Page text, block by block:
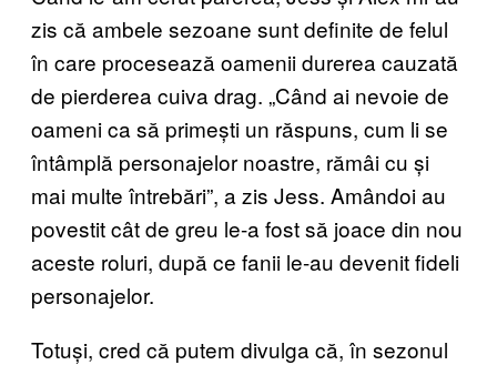
zis că ambele sezoane sunt definite de felul
în care procesează oamenii durerea cauzată
de pierderea cuiva drag. „Când ai nevoie de
oameni ca să primești un răspuns, cum li se
întâmplă personajelor noastre, rămâi cu și
mai multe întrebări”, a zis Jess. Amândoi au
povestit cât de greu le-a fost să joace din nou
aceste roluri, după ce fanii le-au devenit fideli
personajelor.
Totuși, cred că putem divulga că, în sezonul